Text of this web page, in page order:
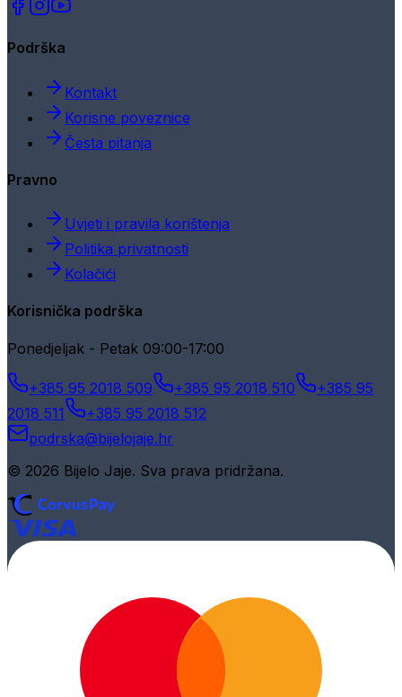
Podrška
Kontakt
Korisne poveznice
Česta pitanja
Pravno
Uvjeti i pravila korištenja
Politika privatnosti
Kolačići
Korisnička podrška
Ponedjeljak - Petak 09:00-17:00
+385 95 2018 509 +385 95 2018 510
+385 95
2018 511
+385 95 2018 512
podrska@bijelojaje.hr
© 2026 Bijelo Jaje. Sva prava pridržana.